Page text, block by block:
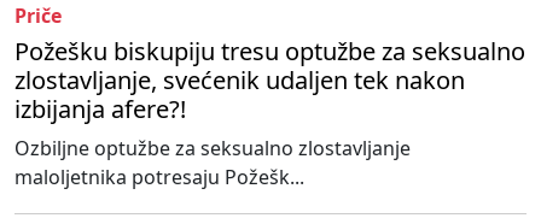
Priče
Požešku biskupiju tresu optužbe za seksualno
zlostavljanje, svećenik udaljen tek nakon
izbijanja afere?!
Ozbiljne optužbe za seksualno zlostavljanje
maloljetnika potresaju Požešk...